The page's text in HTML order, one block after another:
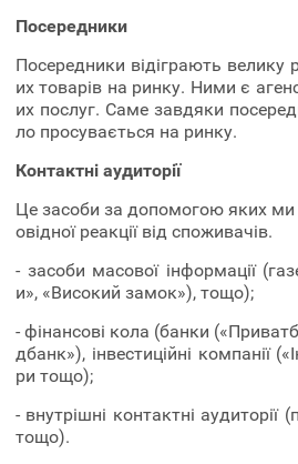
Посередники
Посередники відіграють велику
их товарів на ринку. Ними є
их послуг. Саме завдяки
ло просувається на ринку.
Контактні аудиторії
Це засоби за допомогою яких
овідної реакції від споживачів.
- засоби масової інформації
и», «Високий замок»), тощо);
- фінансові кола (банки
дбанк»), інвестиційні компанії
ри тощо);
- внутрішні контактні аудиторії
тощо).